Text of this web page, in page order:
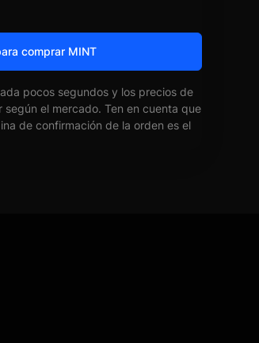
comprar MINT
pocos segundos y los precios de
el mercado. Ten en cuenta que
de confirmación de la orden es el